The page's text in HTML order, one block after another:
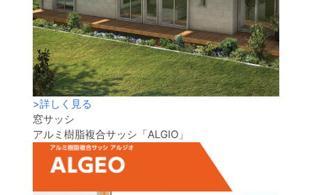
>詳しく見る
窓サッシ
アルミ樹脂複合サッシ「ALGIO」